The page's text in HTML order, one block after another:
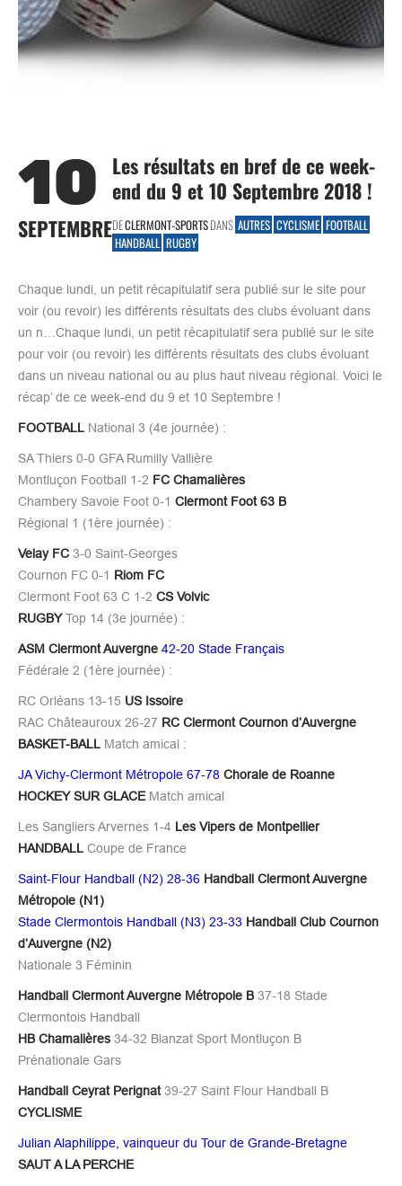
10
SEPTEMBRE
Les résultats en bref de ce week-
end du 9 et 10 Septembre 2018 !
DECLERMONT-SPORTSDANS AUTRES CYCLISME FOOTBALL
HANDBALL RUGBY
Chaque lundi, un petit récapitulatif sera publié sur le site pour
voir (ou revoir) les différents résultats des clubs évoluant dans
un n…Chaque lundi, un petit récapitulatif sera publié sur le site
pour voir (ou revoir) les différents résultats des clubs évoluant
dans un niveau national ou au plus haut niveau régional. Voici le
récap’ de ce week-end du 9 et 10 Septembre !
FOOTBALL National 3 (4e journée) :
SA Thiers 0-0 GFA Rumilly Vallière
Montluçon Football 1-2 FC Chamalières
Chambery Savoie Foot 0-1 Clermont Foot 63 B
Régional 1 (1ère journée) :
Velay FC 3-0 Saint-Georges
Cournon FC 0-1 Riom FC
Clermont Foot 63 C 1-2 CS Volvic
RUGBYTop 14 (3e journée) :
ASM Clermont Auvergne 42-20 Stade Français
Fédérale 2 (1ère journée) :
RC Orléans 13-15 US Issoire
RAC Châteauroux 26-27 RC Clermont Cournon d’Auvergne
BASKET-BALL Match amical :
JA Vichy-Clermont Métropole 67-78 Chorale de Roanne
HOCKEY SUR GLACE Match amical
Les Sangliers Arvernes 1-4 Les Vipers de Montpellier
HANDBALL Coupe de France
Saint-Flour Handball (N2) 28-36 Handball Clermont Auvergne
Métropole (N1)
Stade Clermontois Handball (N3) 23-33 Handball Club Cournon
d’Auvergne (N2)
Nationale 3 Féminin
Handball Clermont Auvergne Métropole B37-18 Stade
Clermontois Handball
HB Chamalières 34-32 Blanzat Sport Montluçon B
Prénationale Gars
Handball Ceyrat Perignat39-27 Saint Flour Handball B
CYCLISME
Julian Alaphilippe, vainqueur du Tour de Grande-Bretagne
SAUT A LA PERCHE